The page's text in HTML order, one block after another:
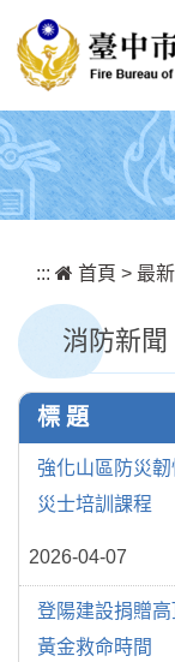
::: 首頁 > 最
消防新聞
標 題
強化山區防災
災士培訓課程
2026-04-07
登陽建設捐贈
黃金救命時間